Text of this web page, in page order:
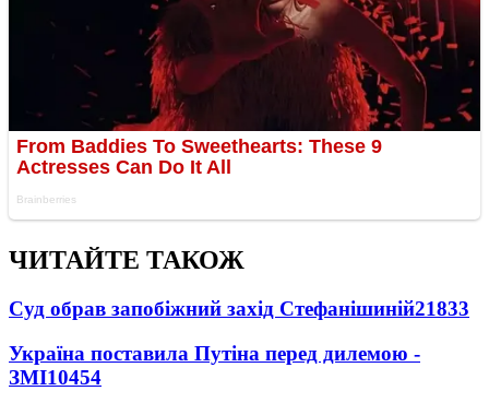
ЧИТАЙТЕ ТАКОЖ
Суд обрав запобіжний захід Стефанішиній21833
Україна поставила Путіна перед дилемою -
ЗМІ10454